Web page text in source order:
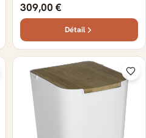
309,00 €
Détail